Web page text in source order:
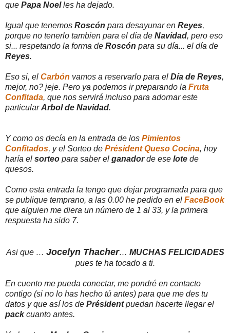
que Papa Noelles ha dejado.
Igual que tenemos Roscón para desayunar en Reyes,
porque no tenerlo tambien para el día de Navidad, pero eso
si... respetando la forma de Roscón para su día... el día de
Reyes.
Eso si, el Carbón vamos a reservarlo para el Día de Reyes,
mejor, no? jeje. Pero ya podemos ir preparando la Fruta
Confitada, que nos servirá incluso para adornar este
particularArbol de Navidad.
Y como os decía en la entrada de los Pimientos
Confitados, y el Sorteo de Président Queso Cocina, hoy
haría el sorteo para saber el ganadorde ese lote de
quesos.
Como esta entrada la tengo que dejar programada para que
se publique temprano, a las 0.00 he pedido en el FaceBook
que alguien me diera un número de 1 al 33, y la primera
respuesta ha sido 7.
Asi que … Jocelyn Thacher… MUCHAS FELICIDADES
pues te ha tocado a ti.
En cuento me pueda conectar, me pondré en contacto
contigo (si no lo has hecho tú antes) para que me des tu
datos y que así los de Présidentpuedan hacerte llegar el
packcuanto antes.